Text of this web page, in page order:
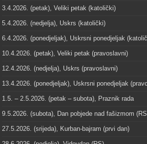
3.4.2026. (petak), Veliki petak (katolički)
5.4.2026. (nedjelja), Uskrs (katolički)
6.4.2026. (ponedjeljak), Uskrsni ponedjeljak
10.4.2026. (petak), Veliki petak (pravoslavni)
12.4.2026. (nedjelja), Uskrs (pravoslavni)
13.4.2026. (ponedjeljak), Uskrsni ponedjeljak
1.5. – 2.5.2026. (petak – subota), Praznik rada
9.5.2026. (subota), Dan pobjede nad fašizmom
27.5.2026. (srijeda), Kurban-bajram (prvi dan)